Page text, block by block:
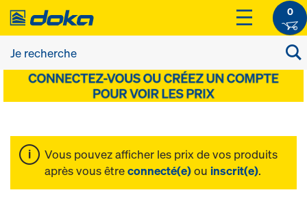
0
Vous pouvez afficher les prix de vos produits
après vous êtreconnecté(e)ou inscrit(e).